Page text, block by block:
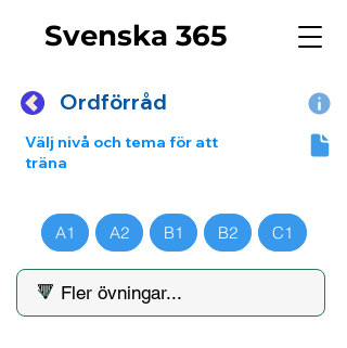
Svenska 365
Ordförråd
Välj nivå och tema för att
träna
A1 A2 B1 B2 C1